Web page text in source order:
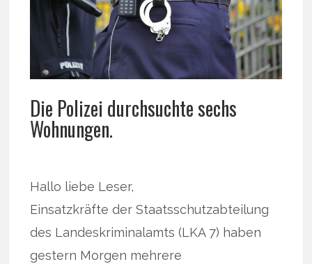
Die Polizei durchsuchte sechs
Wohnungen.
Hallo liebe Leser,
Einsatzkräfte der Staatsschutzabteilung
des Landeskriminalamts (LKA 7) haben
gestern Morgen mehrere